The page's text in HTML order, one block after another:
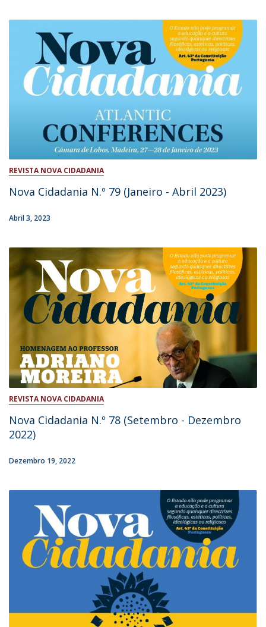
REVISTA NOVA CIDADANIA
Nova Cidadania N.º 79 (Janeiro - Abril 2023)
Abril 3, 2023
REVISTA NOVA CIDADANIA
Nova Cidadania N.º 78 (Setembro - Dezembro
2022)
Dezembro 19, 2022